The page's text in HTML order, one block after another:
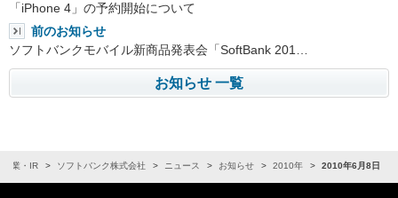
「iPhone 4」の予約開始について
前のお知らせ
ソフトバンクモバイル新商品発表会「SoftBank 201…
お知らせ 一覧
企業・IR ソフトバンク株式会社 ニュース お知らせ 2010年 2010年6月8日